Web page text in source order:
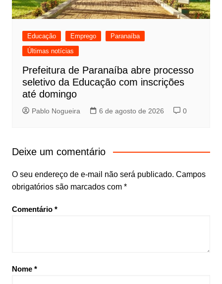
Educação Emprego
Paranaíba
Últimas notícias
Prefeitura de Paranaíba abre processo
seletivo da Educação com inscrições
até domingo
Pablo Nogueira 6 de agosto de 2026 0
Deixe um comentário
O seu endereço de e-mail não será publicado. Campos
obrigatórios são marcados com *
Comentário *
Nome *